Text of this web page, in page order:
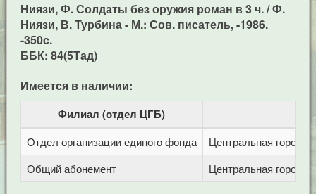
Ниязи, Ф. Солдаты без оружия роман в 3 ч. / Ф.
Ниязи, В. Турбина - М.: Сов. писатель, -1986.
-350c.
ББК: 84(5Тад)
Имеется в наличии:
Филиал (отдел ЦГБ)
Отдел организации единого фонда
Центральная
Общий абонемент
Центральная